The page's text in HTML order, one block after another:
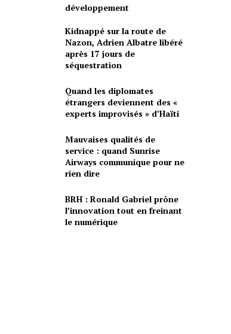
développement
Kidnappé sur la route de
Nazon, Adrien Albatre libéré
après 17 jours de
séquestration
Quand les diplomates
étrangers deviennent des «
experts improvisés » d’Haïti
Mauvaises qualités de
service : quand Sunrise
Airways communique pour ne
rien dire
BRH : Ronald Gabriel prône
l’innovation tout en freinant
le numérique